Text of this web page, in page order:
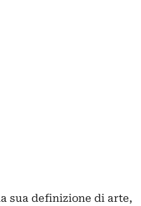
sua definizione di arte,